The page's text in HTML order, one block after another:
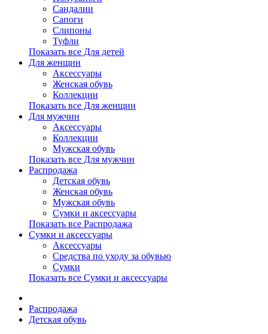
Сандалии
Сапоги
Слипоны
Туфли
Показать все Для детей
Для женщин
Аксессуары
Женская обувь
Коллекции
Показать все Для женщин
Для мужчин
Аксессуары
Коллекции
Мужская обувь
Показать все Для мужчин
Распродажа
Детская обувь
Женская обувь
Мужская обувь
Сумки и аксессуары
Показать все Распродажа
Сумки и аксессуары
Аксессуары
Средства по уходу за обувью
Сумки
Показать все Сумки и аксессуары
Распродажа
Детская обувь